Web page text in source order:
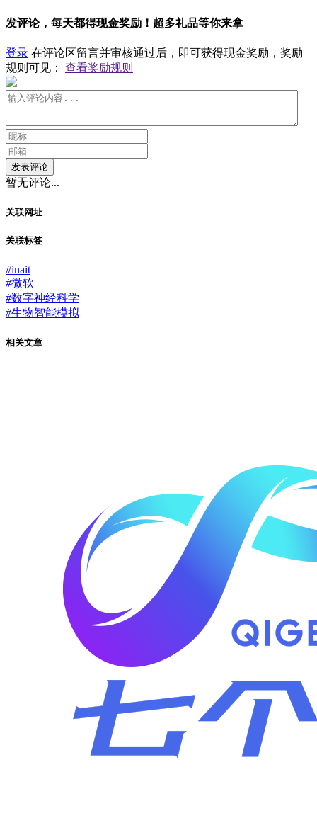
发评论，每天都得现金奖励！超多礼品等你来拿
登录 在评论区留言并审核通过后，即可获得现金奖励，奖励
规则可见： 查看奖励规则
发表评论
暂无评论...
关联网址
关联标签
#inait
#微软
#数字神经科学
#生物智能模拟
相关文章